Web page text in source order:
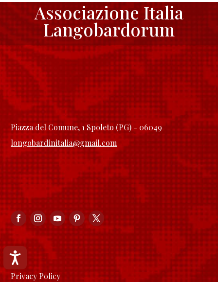
Accessibilità
Associazione Italia
Langobardorum
Piazza del Comune, 1 Spoleto (PG) - 06049
longobardinitalia@gmail.com
Privacy Policy